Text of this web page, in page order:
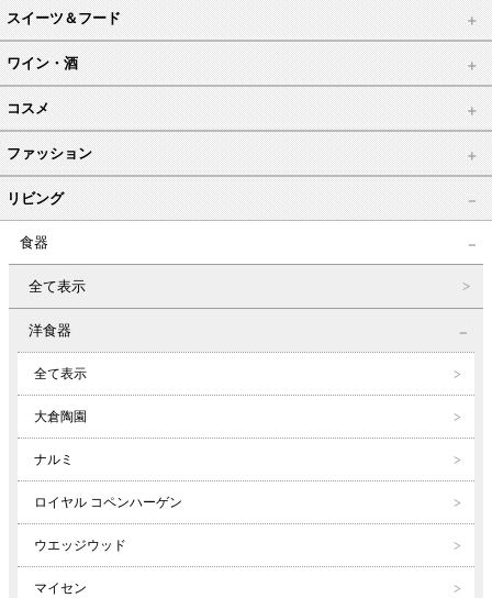
スイーツ＆フード
ワイン・酒
コスメ
ファッション
リビング
食器
全て表示
洋食器
全て表示
大倉陶園
ナルミ
ロイヤル コペンハーゲン
ウエッジウッド
マイセン